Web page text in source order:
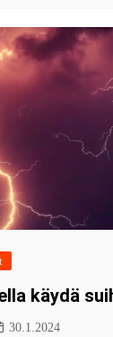
käydä
30.1.2024